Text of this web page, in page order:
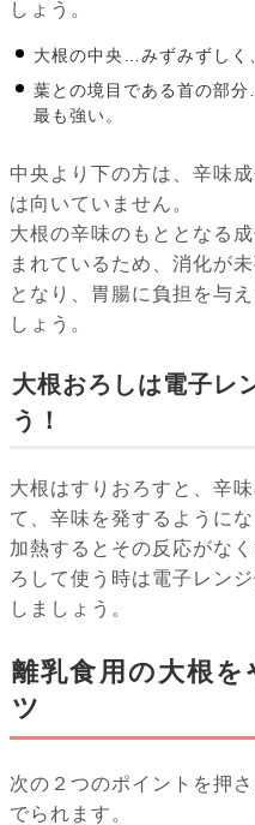
しょう。
大根の中央…みずみずしく
葉との境目である首の部
最も強い。
中央より下の方は、辛味
は向いていません。
大根の辛味のもととなる
まれているため、消化が
となり、胃腸に負担を与
しょう。
大根おろしは電子レ
う！
大根はすりおろすと、辛
て、辛味を発するようにな
加熱するとその反応がな
ろして使う時は電子レン
しましょう。
離乳食用の大根
ツ
次の２つのポイントを押
でられます。